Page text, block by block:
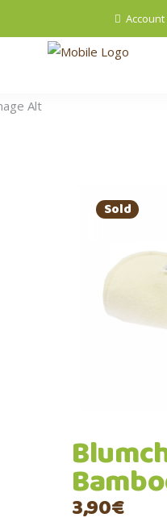
Account
Sold
3,90€